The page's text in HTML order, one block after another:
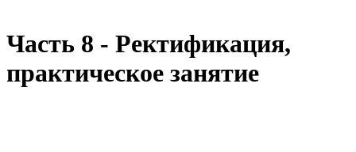
Часть 8 - Ректификация,
практическое занятие